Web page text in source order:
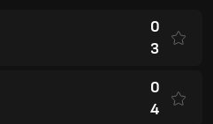
0
3
0
4